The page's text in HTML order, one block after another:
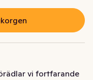
vi fortfarande